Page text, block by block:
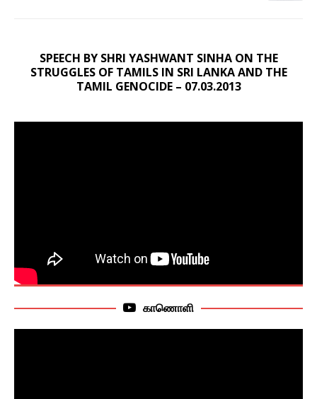
SPEECH BY SHRI YASHWANT SINHA ON THE
STRUGGLES OF TAMILS IN SRI LANKA AND THE
TAMIL GENOCIDE – 07.03.2013
காணொளி